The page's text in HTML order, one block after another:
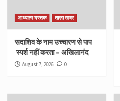
आध्यात्म दस्तक ताज़ा खबर
सदाशिव के नाम उच्चारण से पाप
स्पर्श नहीं करता – अखिलानंद
August 7, 2026 0